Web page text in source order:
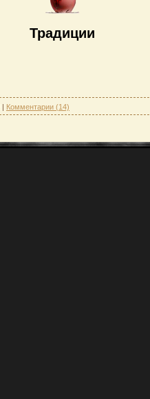
Традиции
| Комментарии (14)